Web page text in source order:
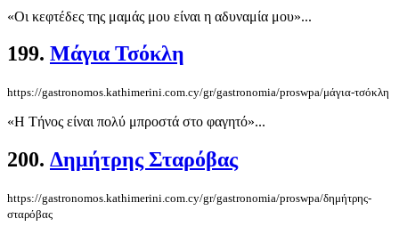
«Οι κεφτέδες της μαμάς μου είναι η αδυναμία μου»...
199. Μάγια Τσόκλη
https://gastronomos.kathimerini.com.cy/gr/gastronomia/proswpa/μάγια-τσόκλη
«Η Τήνος είναι πολύ μπροστά στο φαγητό»...
200. Δημήτρης Σταρόβας
https://gastronomos.kathimerini.com.cy/gr/gastronomia/proswpa/δημήτρης-
σταρόβας